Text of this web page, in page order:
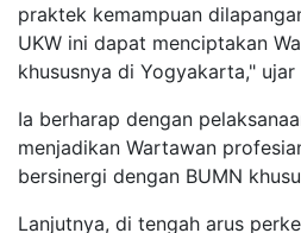
praktek kemampuan
UKW ini dapat menciptakan
khususnya di Yogyakarta," ujar
Ia berharap dengan
menjadikan Wartawan
bersinergi dengan BUMN
Lanjutnya, di tengah arus